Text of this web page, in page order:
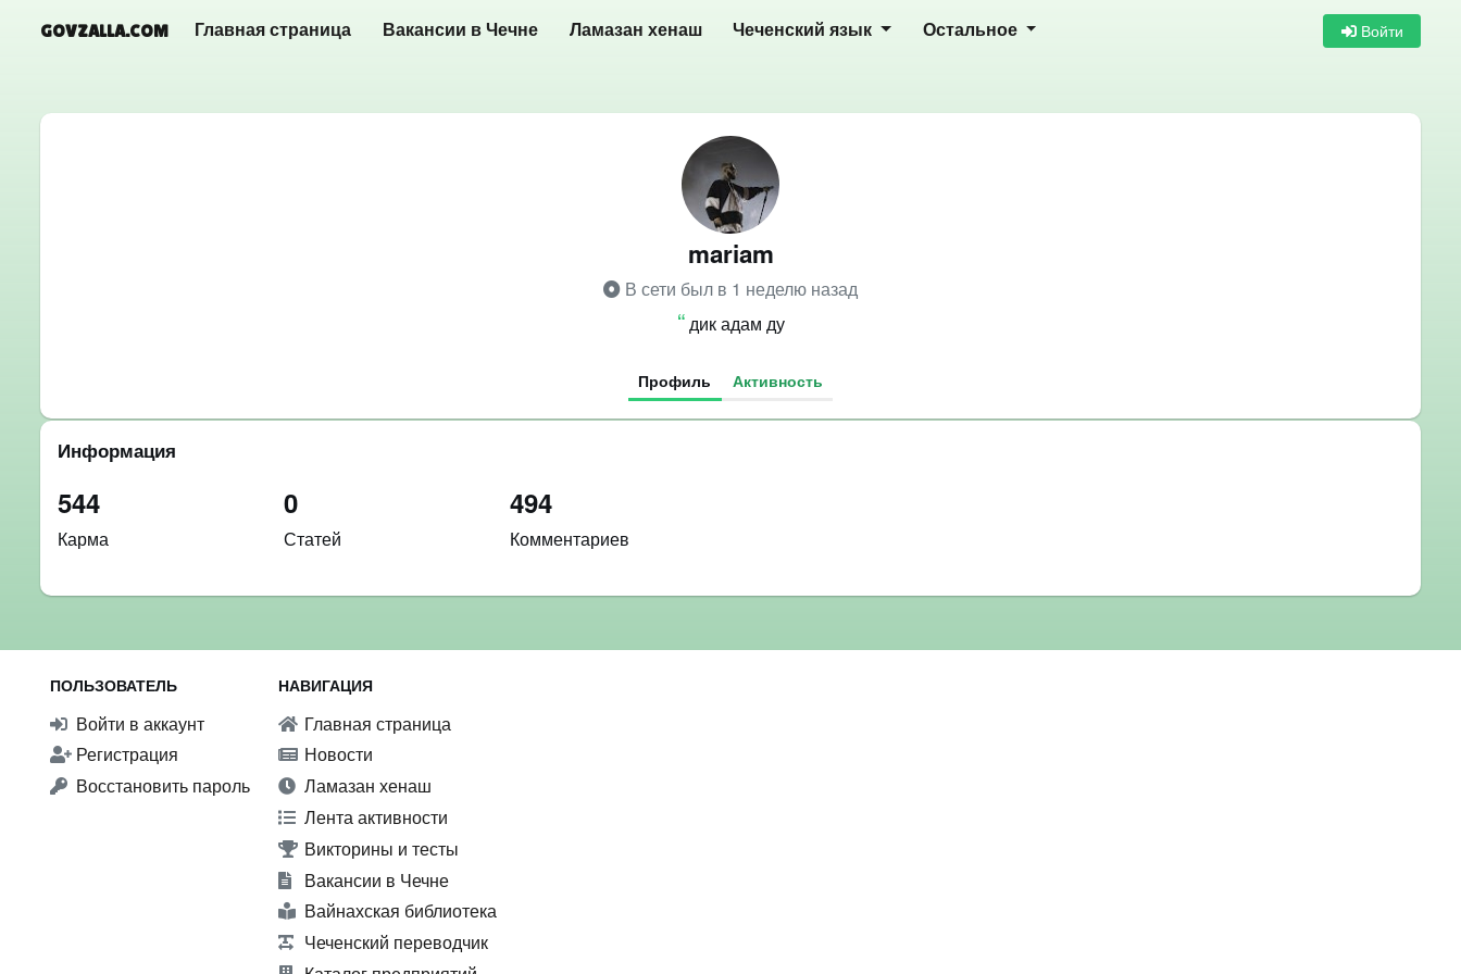
GOVZALLA.COM Главная страница Вакансии в Чечне Ламазан хенаш Чеченский язык Остальное Войти
mariam
В сети был в 1 неделю назад
дик адам ду
Профиль Активность
Информация
544
Карма
0
Статей
494
Комментариев
ПОЛЬЗОВАТЕЛЬ
Войти в аккаунт
Регистрация
Восстановить пароль
НАВИГАЦИЯ
Главная страница
Новости
Ламазан хенаш
Лента активности
Викторины и тесты
Вакансии в Чечне
Вайнахская библиотека
Чеченский переводчик